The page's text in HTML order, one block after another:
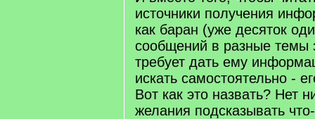
источники получения
как баран (уже десяток
сообщений в разные темы
требует дать ему
искать самостоятельно -
Вот как это назвать? Нет
желания подсказывать